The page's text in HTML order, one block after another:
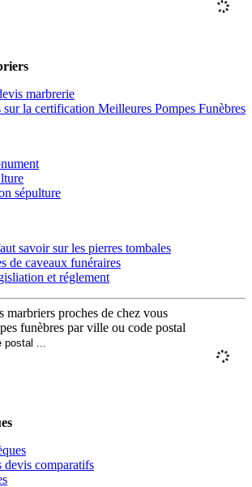
marbrerie
la certification Meilleures Pompes Funèbres
sépulture
savoir sur les pierres tombales
de caveaux funéraires
et réglement
marbriers proches de chez vous
funèbres par ville ou code postal
devis comparatifs